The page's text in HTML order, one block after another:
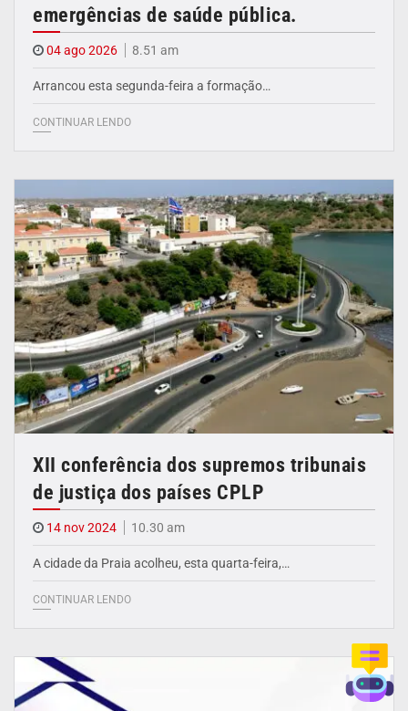
emergências de saúde pública.
04 ago 2026 8.51 am
Arrancou esta segunda-feira a formação…
CONTINUAR LENDO
XII conferência dos supremos tribunais
de justiça dos países CPLP
14 nov 2024 10.30 am
A cidade da Praia acolheu, esta quarta-feira,…
CONTINUAR LENDO